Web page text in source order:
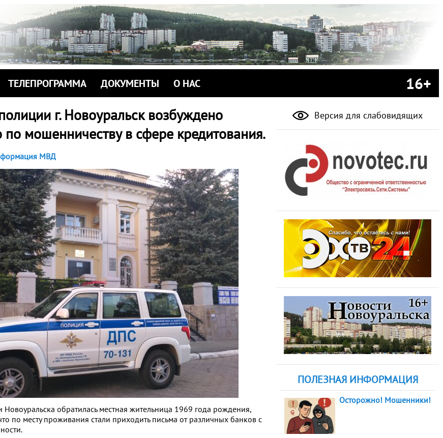
ТЕЛЕПРОГРАММА ДОКУМЕНТЫ О НАС 16+
г. Новоуральск возбуждено
по мошенничеству в сфере кредитования.
МВД
обратилась местная жительница 1969 года рождения,
по месту проживания стали приходить письма от различных банков с
Версия для слабовидящих
ПОЛЕЗНАЯ ИНФОРМАЦИЯ
Осторожно! Мошенники!